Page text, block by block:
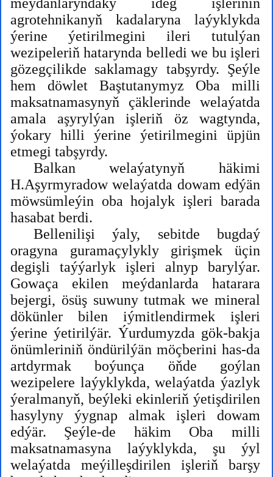
agrotehnikanyň kadalaryna laýyklykda
ýerine ýetirilmegini ileri tutulýan
wezipeleriň hatarynda belledi we bu işleri
gözegçilikde saklamagy tabşyrdy. Şeýle
hem döwlet Baştutanymyz Oba milli
maksatnamasynyň çäklerinde welaýatda
amala aşyrylýan işleriň öz wagtynda,
ýokary hilli ýerine ýetirilmegini üpjün
etmegi tabşyrdy.
Balkan welaýatynyň häkimi
H.Aşyrmyradow welaýatda dowam edýän
möwsümleýin oba hojalyk işleri barada
hasabat berdi.
Bellenilişi ýaly, sebitde bugdaý
oragyna guramaçylykly girişmek üçin
degişli taýýarlyk işleri alnyp barylýar.
Gowaça ekilen meýdanlarda hatarara
bejergi, ösüş suwuny tutmak we mineral
dökünler bilen iýmitlendirmek işleri
ýerine ýetirilýär. Ýurdumyzda gök-bakja
önümleriniň öndürilýän möçberini has-da
artdyrmak boýunça öňde goýlan
wezipelere laýyklykda, welaýatda ýazlyk
ýeralmanyň, beýleki ekinleriň ýetişdirilen
hasylyny ýygnap almak işleri dowam
edýär. Şeýle-de häkim Oba milli
maksatnamasyna laýyklykda, şu ýyl
welaýatda meýilleşdirilen işleriň barşy